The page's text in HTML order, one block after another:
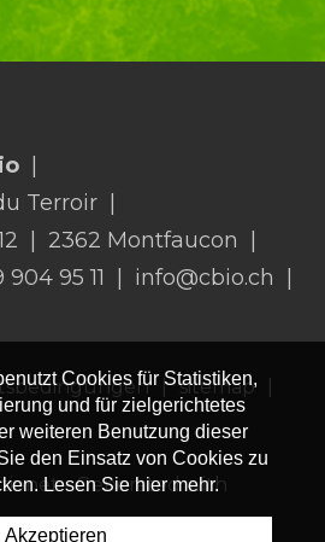
Terroir
2362 Montfaucon
904 95 11 info@cbio.ch
sitemap
-Generated with
Cookies für Statistiken,
und für zielgerichtetes
weiteren Benutzung dieser
den Einsatz von Cookies zu
Lesen Sie hier mehr.
Akzeptieren